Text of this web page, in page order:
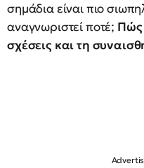
σημάδια είναι πιο
αναγνωριστεί ποτέ; Πώς
σχέσεις και τη